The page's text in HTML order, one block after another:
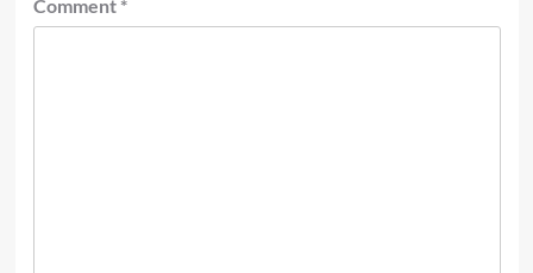
Comment *